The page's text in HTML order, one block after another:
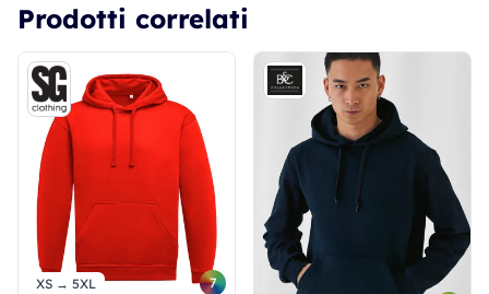
Prodotti correlati
XS → 5XL 7